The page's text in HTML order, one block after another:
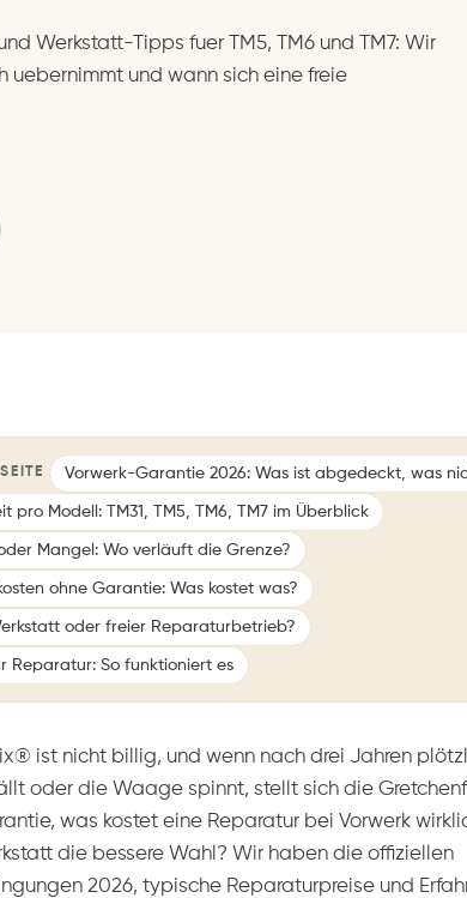
Werkstatt-Tipps fuer TM5, TM6 und TM7: Wir
uebernimmt und wann sich eine freie
Vorwerk-Garantie 2026: Was ist abgedeckt, was
pro Modell: TM31, TM5, TM6, TM7 im Überblick
Mangel: Wo verläuft die Grenze?
ohne Garantie: Was kostet was?
oder freier Reparaturbetrieb?
Reparatur: So funktioniert es
ist nicht billig, und wenn nach drei Jahren
oder die Waage spinnt, stellt sich die
was kostet eine Reparatur bei Vorwerk
die bessere Wahl? Wir haben die offiziellen
2026, typische Reparaturpreise und